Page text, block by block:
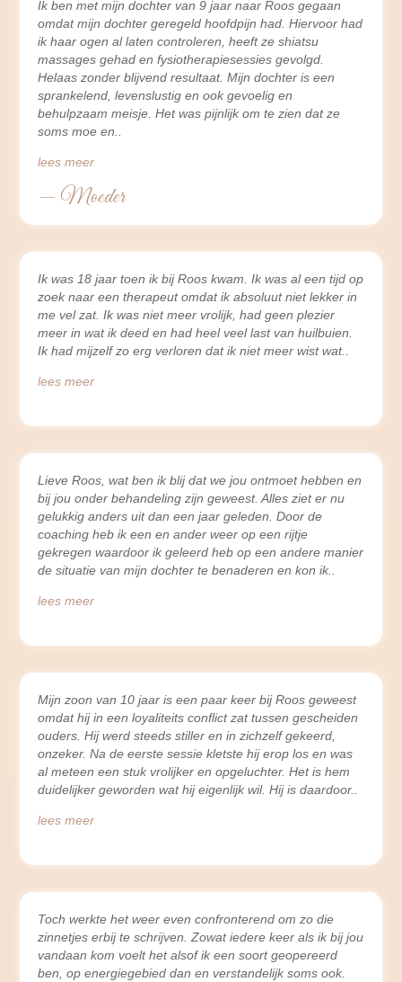
Ik ben met mijn dochter van 9 jaar naar Roos gegaan
omdat mijn dochter geregeld hoofdpijn had. Hiervoor had
ik haar ogen al laten controleren, heeft ze shiatsu
massages gehad en fysiotherapiesessies gevolgd.
Helaas zonder blijvend resultaat. Mijn dochter is een
sprankelend, levenslustig en ook gevoelig en
behulpzaam meisje. Het was pijnlijk om te zien dat ze
soms moe en
lees meer
— Moeder
Ik was 18 jaar toen ik bij Roos kwam. Ik was al een tijd op
zoek naar een therapeut omdat ik absoluut niet lekker in
me vel zat. Ik was niet meer vrolijk, had geen plezier
meer in wat ik deed en had heel veel last van huilbuien.
Ik had mijzelf zo erg verloren dat ik niet meer wist wat
lees meer
Lieve Roos, wat ben ik blij dat we jou ontmoet hebben en
bij jou onder behandeling zijn geweest. Alles ziet er nu
gelukkig anders uit dan een jaar geleden. Door de
coaching heb ik een en ander weer op een rijtje
gekregen waardoor ik geleerd heb op een andere manier
de situatie van mijn dochter te benaderen en kon ik
lees meer
Mijn zoon van 10 jaar is een paar keer bij Roos geweest
omdat hij in een loyaliteits conflict zat tussen gescheiden
ouders. Hij werd steeds stiller en in zichzelf gekeerd,
onzeker. Na de eerste sessie kletste hij erop los en was
al meteen een stuk vrolijker en opgeluchter. Het is hem
duidelijker geworden wat hij eigenlijk wil. Hij is daardoor
lees meer
Toch werkte het weer even confronterend om zo die
zinnetjes erbij te schrijven. Zowat iedere keer als ik bij jou
vandaan kom voelt het alsof ik een soort geopereerd
ben, op energiegebied dan en verstandelijk soms ook.